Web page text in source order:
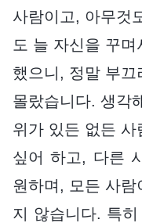
사람이고, 아무것
도 늘 자신을 꾸
했으니, 정말 부끄
몰랐습니다. 생각
위가 있든 없든 사
싶어 하고, 다른
원하며, 모든 사
지 않습니다. 특